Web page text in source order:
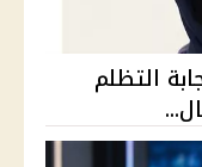
إجابة التظلم